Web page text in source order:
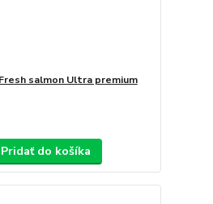
salmon Ultra premium
Pridať do košíka